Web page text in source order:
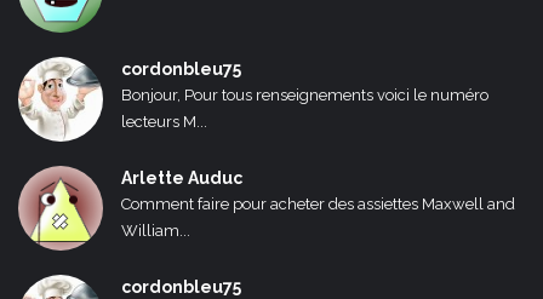
cordonbleu75
Bonjour, Pour tous renseignements voici le numéro
lecteurs M...
Arlette Auduc
Comment faire pour acheter des assiettes Maxwell and
William...
cordonbleu75